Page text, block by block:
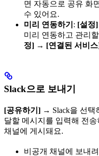
면 자동으로 공유 화
수 있어요.
미리 연동하기 : [설정]
미리 연동하고 관리
정] → [연결된 서비
Slack으로 보내기
[공유하기] → Slack을 선택
달할 메시지를 입력해 전
채널에 게시돼요.
비공개 채널에 보내